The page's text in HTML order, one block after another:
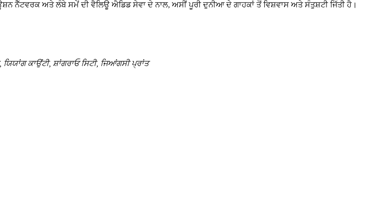
ਅਤੇ ਲੰਬੇ ਸਮੇਂ ਦੀ ਵੈਲਿਊ ਐਡਿਡ ਸੇਵਾ ਦੇ ਨਾਲ, ਅਸੀਂ ਪੂਰੀ ਦੁਨੀਆ ਦੇ ਗਾਹਕਾਂ ਤੋਂ ਵਿਸ਼ਵਾਸ ਅਤੇ ਸੰਤੁਸ਼ਟੀ ਜਿੱਤੀ ਹੈ।
ਕਾਉਂਟੀ, ਸ਼ਾਂਗਰਾਓ ਸਿਟੀ, ਜਿਆਂਗਸੀ ਪ੍ਰਾਂਤ